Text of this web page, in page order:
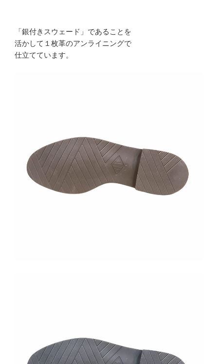
「銀付きスウェード」であることを
活かして１枚革のアンライニングで
仕立てています。